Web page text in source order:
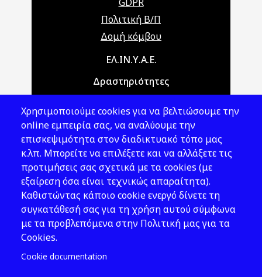
Πολιτική Β/Π
Δομή κόμβου
Main navigationΕΛ.ΙΝ.Υ.Α.Ε.
Δραστηριότητες
Νομοθεσία
Εκδόσεις
Νέα - Εκδηλώσεις
Ακολουθήστε μας
Χρησιμοποιούμε cookies για να βελτιώσουμε την
online εμπειρία σας, να αναλύουμε την
επισκεψιμότητα στον διαδικτυακό τόπο μας
κ.λπ. Μπορείτε να επιλέξετε και να αλλάξετε τις
προτιμήσεις σας σχετικά με τα cookies (με
εξαίρεση όσα είναι τεχνικώς απαραίτητα).
Καθιστώντας κάποιο cookie ενεργό δίνετε τη
συγκατάθεσή σας για τη χρήση αυτού σύμφωνα
με τα προβλεπόμενα στην Πολιτική μας για τα
Cookies.
Cookie documentation